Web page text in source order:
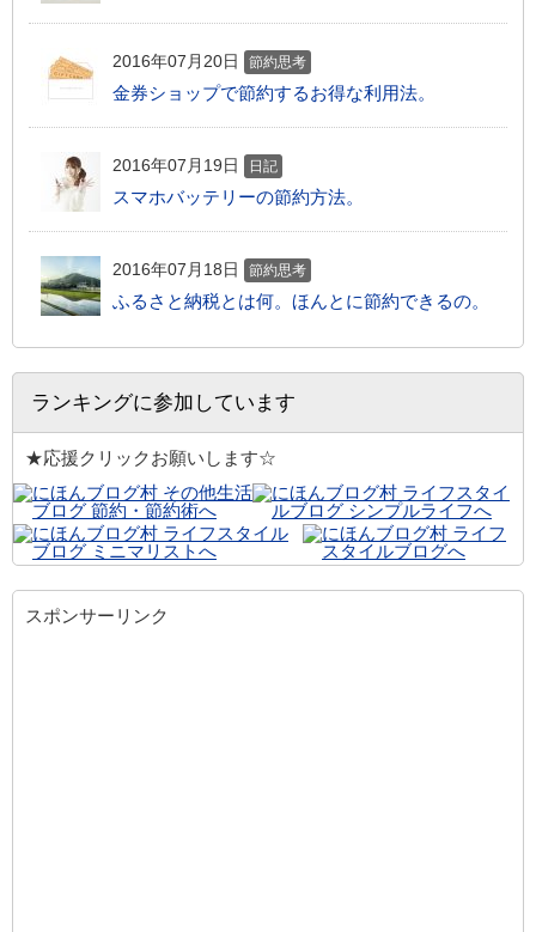
2016年07月20日 節約思考
金券ショップで節約するお得な利用法。
2016年07月19日 日記
スマホバッテリーの節約方法。
2016年07月18日 節約思考
ふるさと納税とは何。ほんとに節約できるの。
ランキングに参加しています
★応援クリックお願いします☆
スポンサーリンク